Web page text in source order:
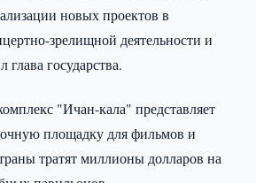
новых проектов в
зрелищной деятельности и
государства.
"Ичан-кала" представляет
площадку для фильмов и
тратят миллионы долларов на